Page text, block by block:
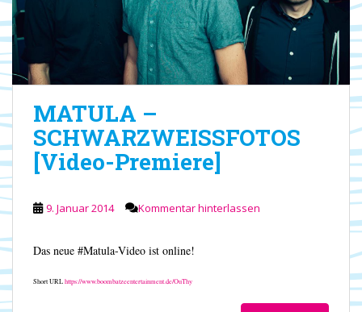
MATULA –
SCHWARZWEISSFOTOS
[Video-Premiere]
9. Januar 2014 Kommentar hinterlassen
Das neue #Matula-Video ist online!
Short URLhttps://www.boombatzeentertainment.de/OuThy